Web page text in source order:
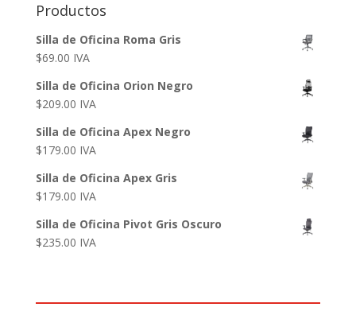
Productos
Silla de Oficina Roma Gris
$69.00 IVA
Silla de Oficina Orion Negro
$209.00 IVA
Silla de Oficina Apex Negro
$179.00 IVA
Silla de Oficina Apex Gris
$179.00 IVA
Silla de Oficina Pivot Gris Oscuro
$235.00 IVA